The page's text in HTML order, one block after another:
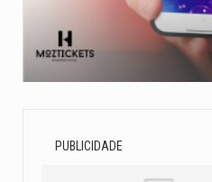
PUBLICIDADE